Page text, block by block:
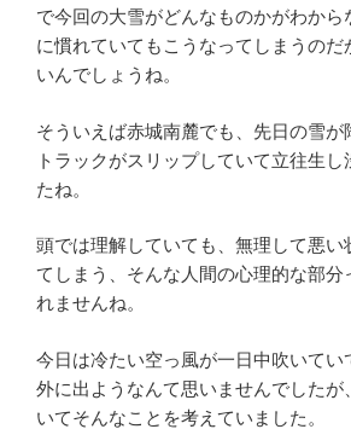
で今回の大雪がどんなものかがわから
に慣れていてもこうなってしまうのだ
いんでしょうね。
そういえば赤城南麓でも、先日の雪が
トラックがスリップしていて立往生し
たね。
頭では理解していても、無理して悪い
てしまう、そんな人間の心理的な部分
れませんね。
今日は冷たい空っ風が一日中吹いてい
外に出ようなんて思いませんでしたが
いてそんなことを考えていました。